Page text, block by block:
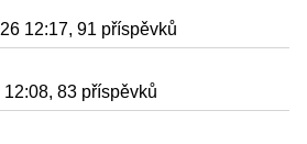
12:17, 91 příspěvků
83 příspěvků